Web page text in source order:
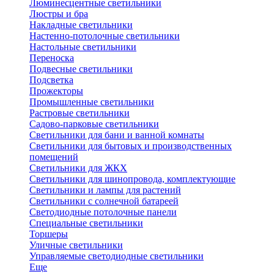
Люминесцентные светильники
Люстры и бра
Накладные светильники
Настенно-потолочные светильники
Настольные светильники
Переноска
Подвесные светильники
Подсветка
Прожекторы
Промышленные светильники
Растровые светильники
Садово-парковые светильники
Светильники для бани и ванной комнаты
Светильники для бытовых и производственных
помещений
Светильники для ЖКХ
Светильники для шинопровода, комплектующие
Светильники и лампы для растений
Светильники с солнечной батареей
Светодиодные потолочные панели
Специальные светильники
Торшеры
Уличные светильники
Управляемые светодиодные светильники
Еще